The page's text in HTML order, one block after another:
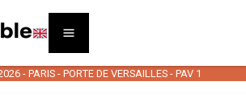
- PARIS - PORTE DE VERSAILLES - PAV 1